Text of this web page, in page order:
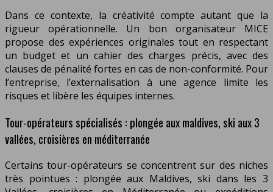
Dans ce contexte, la créativité compte autant que la
rigueur opérationnelle. Un bon organisateur MICE
propose des expériences originales tout en respectant
un budget et un cahier des charges précis, avec des
clauses de pénalité fortes en cas de non-conformité. Pour
l’entreprise, l’externalisation à une agence limite les
risques et libère les équipes internes.
Tour-opérateurs spécialisés : plongée aux maldives, ski aux 3
vallées, croisières en méditerranée
Certains tour-opérateurs se concentrent sur des niches
très pointues : plongée aux Maldives, ski dans les 3